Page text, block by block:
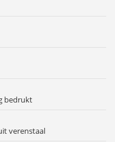
bedrukt
verenstaal